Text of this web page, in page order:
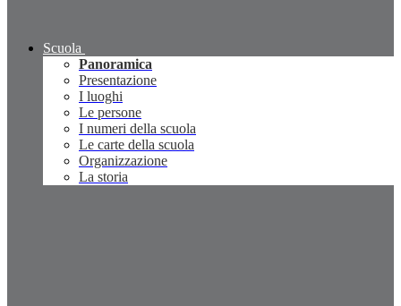
Scuola
Panoramica
Presentazione
I luoghi
Le persone
I numeri della scuola
Le carte della scuola
Organizzazione
La storia